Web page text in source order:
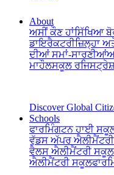
About
ਅਸੀਂ ਕੌਣ ਹਾਂਸਿੱਖਿਆ
ਡਾਇਰੈਕਟਰੀਜ਼ਿਲ੍ਹਾ
ਦੀਆਂ ਸਮਾਂ-ਸਾਰਣੀਆਂ
ਮਾਹੌਲਸਕੂਲ
Discover Global
Schools
ਫਾਰਮਿੰਗਟਨ ਹਾਈ
ਵੁੱਡਸ ਅੱਪਰ
ਵੈਲਸ ਐਲੀਮੈਂਟਰੀ ਸਕੂਲ
ਐਲੀਮੈਂਟਰੀ ਸਕੂਲ